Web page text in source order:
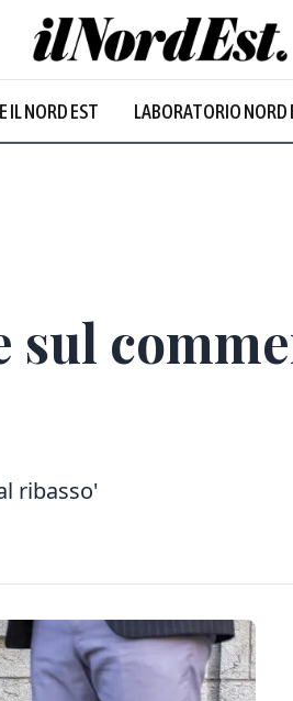
IL NORD EST LABORATORIO NORD
sul
ribasso'